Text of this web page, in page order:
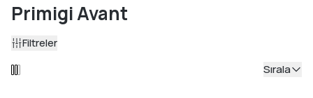
Primigi Avant
Filtreler
Sırala